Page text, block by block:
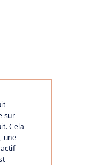
sur
Cela
une